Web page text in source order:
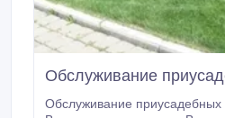
Обслуживание
Обслуживание приусадебных